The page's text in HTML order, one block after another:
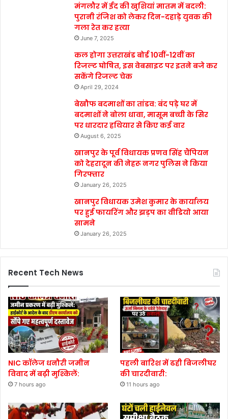
मंगलौर में ईद की खुशियां मातम में बदली:
पुरानी रंजिश को लेकर दिन-दहाड़े युवक की
गला रेत कर हत्या
June 7, 2025
कल होगा उत्तराखंड बोर्ड 10वीं-12वीं का
रिजल्ट घोषित, इस वेबसाइट पर इतने बजे कर
सकेंगे रिजल्ट चेक
April 29, 2024
बेखौफ बदमाशों का तांडव: बंद पड़े घर में
बदमाशों ने बोला धावा, मासूम बच्ची के सिर
पर धारदार हथियार से किए कई वार
August 6, 2025
खानपुर के पूर्व विधायक प्रणव सिंह चैंपियन
को देहरादून की नेहरू नगर पुलिस ने किया
गिरफ्तार
January 26, 2025
खानपुर विधायक उमेश कुमार के कार्यालय
पर हुई फायरिंग और झड़प का वीडियो आया
सामने
January 26, 2025
Recent Tech News
NIC कॉलेज धनौरी जमीन
विवाद में बढ़ी मुश्किलें:
7 hours ago
पहली बारिश में ढही बिजलीघर
की चारदीवारी:
11 hours ago